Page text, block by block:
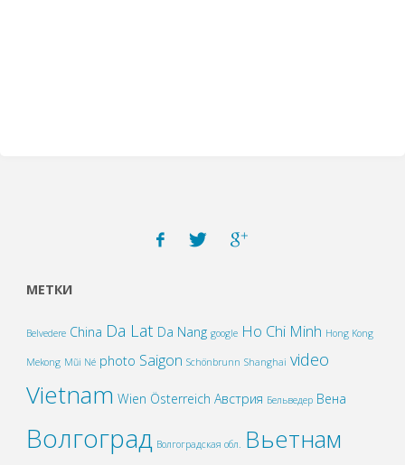
МЕТКИ
Belvedere China Da Lat Da Nang google Ho Chi Minh Hong Kong
Mekong Mũi Né photo Saigon Schönbrunn Shanghai video
Vietnam Wien Österreich Австрия Бельведер Вена
Волгоград Волгоградская обл. Вьетнам